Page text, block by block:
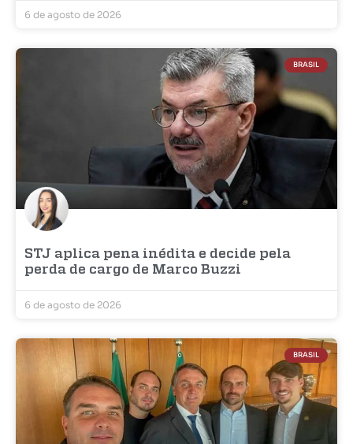
6 de agosto de 2026
BRASIL
STJ aplica pena inédita e decide pela
perda de cargo de Marco Buzzi
6 de agosto de 2026
BRASIL